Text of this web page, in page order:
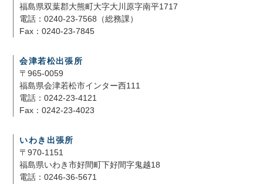
福島県双葉郡大熊町大字大川原字南平1717
電話：0240-23-7568（総務課）
Fax：0240-23-7845
会津若松出張所
〒965-0059
福島県会津若松市インター西111
電話：0242-23-4121
Fax：0242-23-4023
いわき出張所
〒970-1151
福島県いわき市好間町下好間字鬼越18
電話：0246-36-5671